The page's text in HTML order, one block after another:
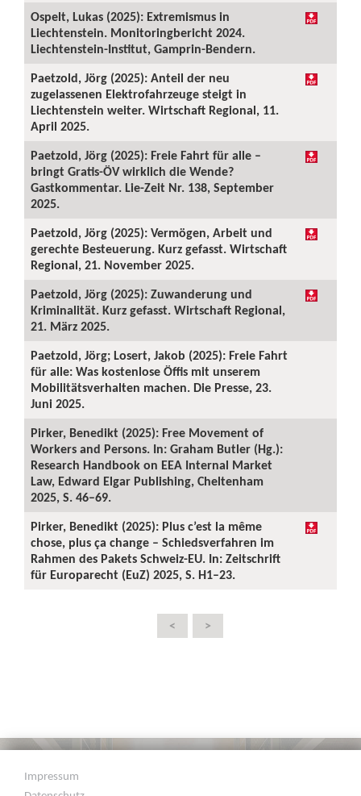
Ospelt, Lukas (2025): Extremismus in
Liechtenstein. Monitoringbericht 2024.
Liechtenstein-Institut, Gamprin-Bendern.
Paetzold, Jörg (2025): Anteil der neu
zugelassenen Elektrofahrzeuge steigt in
Liechtenstein weiter. Wirtschaft Regional, 11.
April 2025.
Paetzold, Jörg (2025): Freie Fahrt für alle –
bringt Gratis-ÖV wirklich die Wende?
Gastkommentar. Lie-Zeit Nr. 138, September
2025.
Paetzold, Jörg (2025): Vermögen, Arbeit und
gerechte Besteuerung. Kurz gefasst. Wirtschaft
Regional, 21. November 2025.
Paetzold, Jörg (2025): Zuwanderung und
Kriminalität. Kurz gefasst. Wirtschaft Regional,
21. März 2025.
Paetzold, Jörg; Losert, Jakob (2025): Freie Fahrt
für alle: Was kostenlose Öffis mit unserem
Mobilitätsverhalten machen. Die Presse, 23.
Juni 2025.
Pirker, Benedikt (2025): Free Movement of
Workers and Persons. In: Graham Butler (Hg.):
Research Handbook on EEA Internal Market
Law, Edward Elgar Publishing, Cheltenham
2025, S. 46–69.
Pirker, Benedikt (2025): Plus c’est la même
chose, plus ça change – Schiedsverfahren im
Rahmen des Pakets Schweiz-EU. In: Zeitschrift
für Europarecht (EuZ) 2025, S. H1–23.
< >
Impressum